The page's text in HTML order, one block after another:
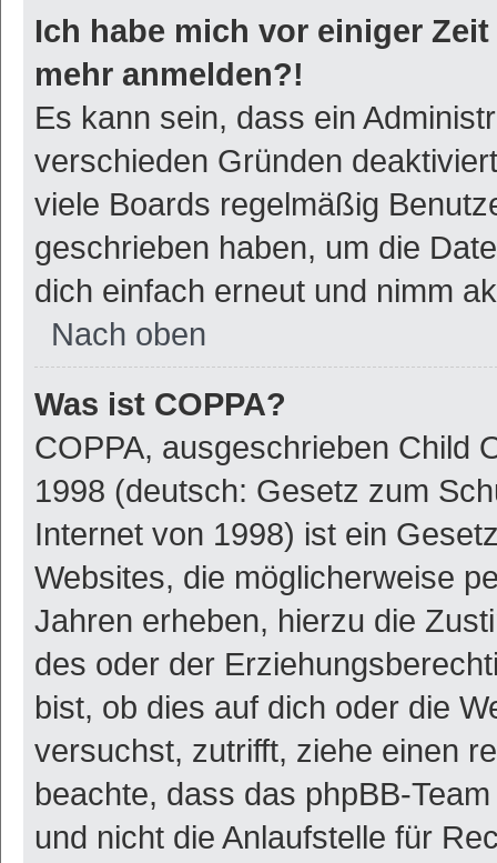
Ich habe mich vor einiger
mehr anmelden?!
Es kann sein, dass ein
verschieden Gründen
viele Boards regelmäßig
geschrieben haben, um die
dich einfach erneut und nimm
Nach oben
Was ist COPPA?
COPPA, ausgeschrieben Child
1998 (deutsch: Gesetz zum
Internet von 1998) ist ein
Websites, die möglicherweise
Jahren erheben, hierzu die
des oder der
bist, ob dies auf dich oder die
versuchst, zutrifft, ziehe einen
beachte, dass das phpBB-
und nicht die Anlaufstelle für